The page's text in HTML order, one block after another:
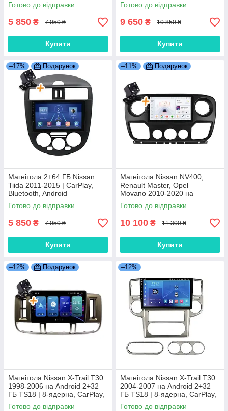
Готово до відправки
5 850 ₴ 7 050 ₴
Купити
Готово до відправки
9 650 ₴ 10 850 ₴
Купити
–17% Подарунок
Магнітола 2+64 ГБ Nissan
Tiida 2011-2015 | CarPlay,
Bluetooth, Android
Готово до відправки
5 850 ₴ 7 050 ₴
Купити
–11% Подарунок
Магнітола Nissan NV400,
Renault Master, Opel
Movano 2010-2020 на
Android 2+32 ГБ TS18 | 8-
ядерна, CarPlay, 4G
Готово до відправки
10 100 ₴ 11 300 ₴
Купити
–12% Подарунок
Магнітола Nissan X-Trail T30
1998-2006 на Android 2+32
ГБ TS18 | 8-ядерна, CarPlay,
4G
Готово до відправки
–12%
Магнітола Nissan X-Trail T30
2004-2007 на Android 2+32
ГБ TS18 | 8-ядерна, CarPlay,
4G
Готово до відправки